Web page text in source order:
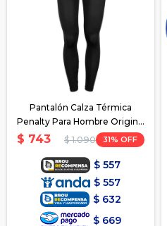
Pantalón Calza Térmica
Penalty Para Hombre Original
- Negro
$ 743 $ 1.090 31
$ 557
$ 557
$ 632
$ 669